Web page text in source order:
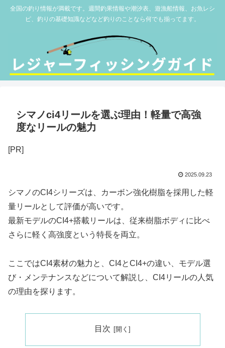
全国の釣り情報が満載です。週間釣果情報や潮汐表、遊漁船情報、お魚レシ
ピ、釣りの基礎知識などなど釣りのことなら何でも揃ってます。
シマノci4リールを選ぶ理由！軽量で高強
度なリールの魅力
[PR]
2025.09.23
シマノのCI4シリーズは、カーボン強化樹脂を採用した軽
量リールとして評価が高いです。
最新モデルのCI4+搭載リールは、従来樹脂ボディに比べ
さらに軽く高強度という特長を両立。
ここではCI4素材の魅力と、CI4とCI4+の違い、モデル選
び・メンテナンスなどについて解説し、CI4リールの人気
の理由を探ります。
目次